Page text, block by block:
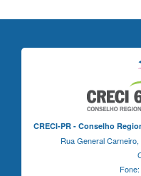
CRECI-PR - Conselho
Rua General